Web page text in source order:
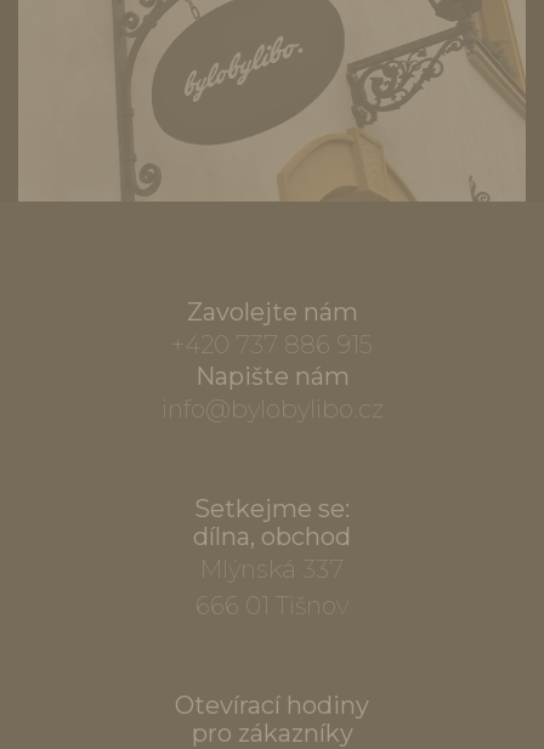
Zavolejte nám
+420 737 886 915
Napište nám
info@bylobylibo.cz
Setkejme se:
dílna, obchod
Mlýnská 337
666 01 Tišnov
Otevírací hodiny
pro zákazníky